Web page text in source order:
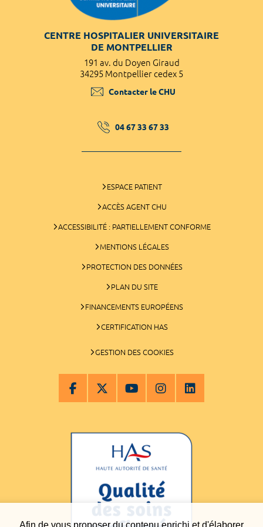
Afin de vous proposer du contenu enrichi et d'élaborer
CENTRE HOSPITALIER UNIVERSITAIRE
DE MONTPELLIER
191 av. du Doyen Giraud
34295 Montpellier cedex 5
Contacter le CHU
04 67 33 67 33
ESPACE PATIENT
ACCÈS AGENT CHU
ACCESSIBILITÉ : PARTIELLEMENT CONFORME
MENTIONS LÉGALES
PROTECTION DES DONNÉES
PLAN DU SITE
FINANCEMENTS EUROPÉENS
CERTIFICATION HAS
GESTION DES COOKIES